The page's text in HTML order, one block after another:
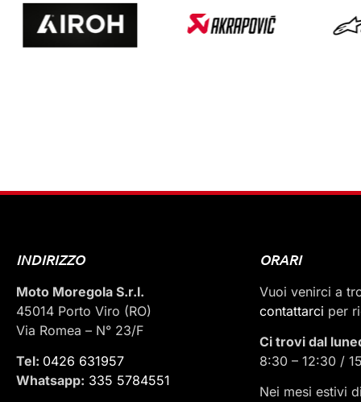
INDIRIZZO
Moto Moregola S.r.l.
45014 Porto Viro (RO)
Via Romea – N° 23/F
Tel: 0426 631957
Whatsapp: 335 5784551
ORARI
Vuoi venirci a
contattarci per
Ci trovi dal
8:30 – 12:30 /
Nei mesi estivi